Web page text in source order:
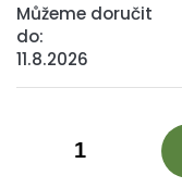
Můžeme doručit
do:
11.8.2026